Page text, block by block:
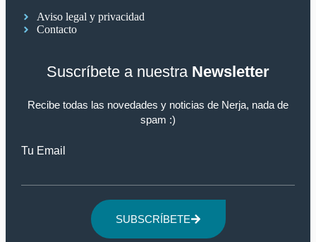
Aviso legal y privacidad
Contacto
Suscríbete a nuestra Newsletter
Recibe todas las novedades y noticias de Nerja, nada de
spam :)
Tu Email
SUBSCRÍBETE